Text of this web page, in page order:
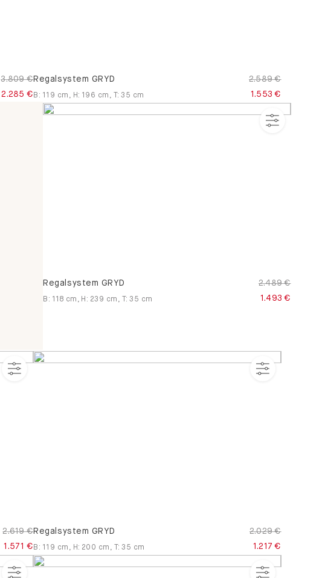
3.809 €
2.285 €
Regalsystem GRYD
2.589 €
1.553 €
B : 119 cm H: 196 cm T:35 cm
Regalsystem GRYD
2.489 €
1.493 €
B : 118 cm , H : 239 cm , T:35 cm
2.619 €
1.571 €
Regalsystem GRYD
2.029 €
1.217 €
B : 119 cm , H : 200 cm , T:35 cm